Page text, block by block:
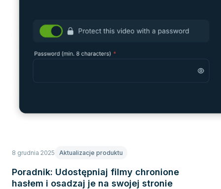
8 grudnia 2025 Aktualizacje produktu
Poradnik: Udostępniaj filmy chronione
hasłem i osadzaj je na swojej stronie